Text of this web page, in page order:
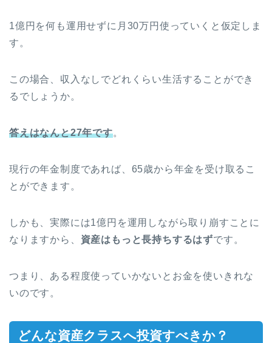
1億円を何も運用せずに月30万円使っていくと仮定しま
す。
この場合、収入なしでどれくらい生活することができ
るでしょうか。
答えはなんと27年です。
現行の年金制度であれば、65歳から年金を受け取るこ
とができます。
しかも、実際には1億円を運用しながら取り崩すことに
なりますから、 資産はもっと長持ちするはずです。
つまり、ある程度使っていかないとお金を使いきれな
いのです。
どんな資産クラスへ投資すべきか？